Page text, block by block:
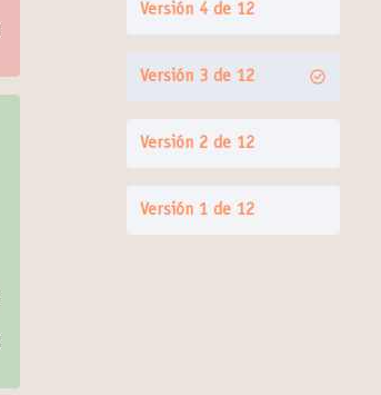
Versión 4 de 12
Versión 3 de 12
Versión 2 de 12
Versión 1 de 12